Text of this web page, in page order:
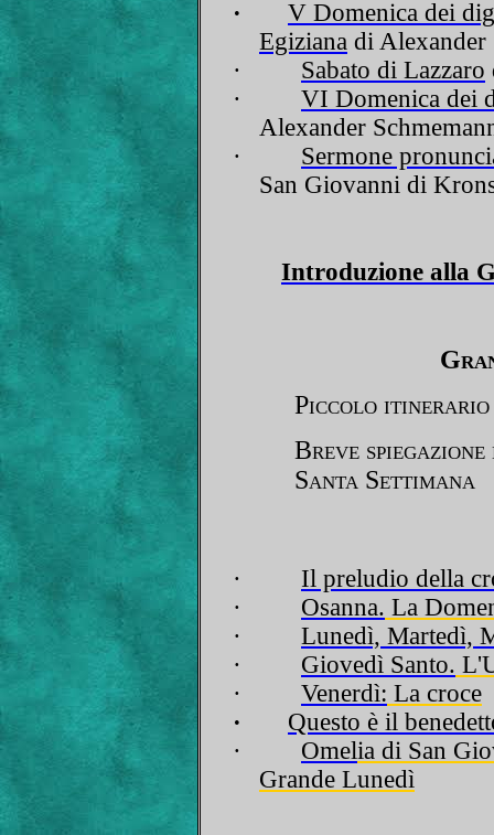
·
V Domenica dei
Egiziana di Alexander
·
Sabato di Lazzaro
·
VI Domenica dei
Alexander
·
Sermone
San Giovanni di
Introduzione alla
Piccolo itinerario
Breve
Santa Settimana
·
Il preludio della
·
Osanna. La
·
Lunedì, Martedì,
·
Giovedì Santo.
·
Venerdì: La croce
·
Questo è il
·
Omelia di San
Grande Lunedì